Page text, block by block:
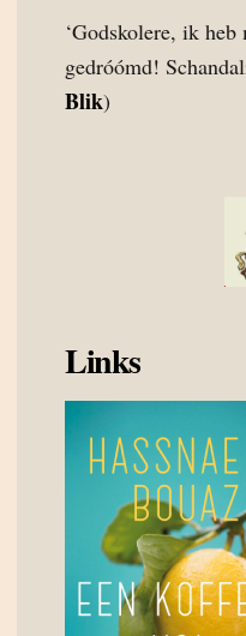
‘Godskolere, ik
gedróómd!
Blik)
Links